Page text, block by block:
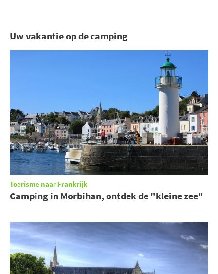
Uw vakantie op de camping
Toerisme naar Frankrijk
Camping in Morbihan, ontdek de "kleine zee"